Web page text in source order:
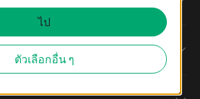
ไป
ตัวเลือกอื่น ๆ